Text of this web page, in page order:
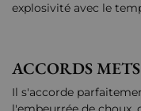
explosivité avec le
ACCORDS METS
Il s'accorde